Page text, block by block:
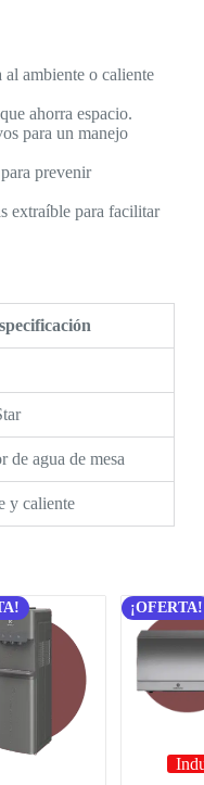
al ambiente o caliente
ahorra espacio.
para un manejo
prevenir
extraíble para facilitar
de agua de mesa
y caliente
¡OFERTA!